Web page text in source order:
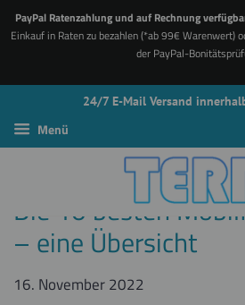
PayPal Ratenzahlung und auf Rechnung
Einkauf in Raten zu bezahlen (*ab 99€ Warenwert)
der PayPal-
24/7 E-Mail Versand
Menü
Die 10 besten
– eine Übersicht
16. November 2022